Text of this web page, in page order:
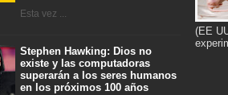
Esta vez ...
Stephen Hawking: Dios no
existe y las computadoras
superarán a los seres humanos
en los próximos 100 años
(EE